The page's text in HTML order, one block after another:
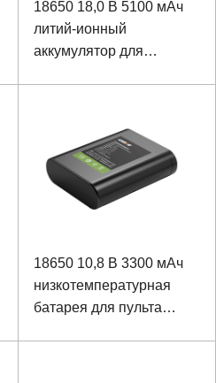
18650 18,0 В 5100 мАч
литий-ионный
аккумулятор для
18650 10,8 В 3300 мАч
низкотемпературная
батарея для пульта